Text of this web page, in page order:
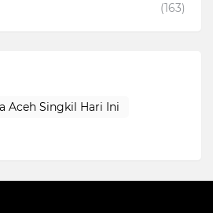
(163)
Aceh Singkil Hari Ini